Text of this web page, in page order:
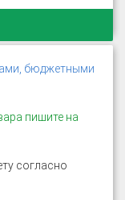
бюджетными
пишите на
согласно